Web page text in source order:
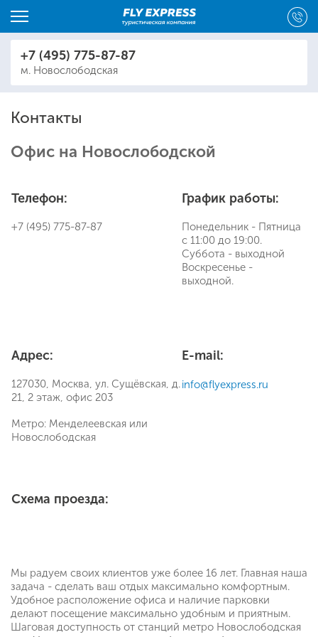
+7 (495) 775-87-87
м. Новослободская
Контакты
Офис на Новослободской
Телефон:
+7 (495) 775-87-87
График работы:
Понедельник - Пятница
с 11:00 до 19:00.
Суббота - выходной
Воскресенье -
выходной.
Адрес:
127030, Москва, ул. Сущёвская, д.
21, 2 этаж, офис 203
Метро: Менделеевская или
Новослободская
E-mail:
info@flyexpress.ru
Схема проезда:
Мы радуем своих клиентов уже более 16 лет. Главная наша
задача - сделать ваш отдых максимально комфортным.
Удобное расположение офиса и наличие парковки
делают посещение максимально удобным и приятным.
Шаговая доступность от станций метро Новослободская